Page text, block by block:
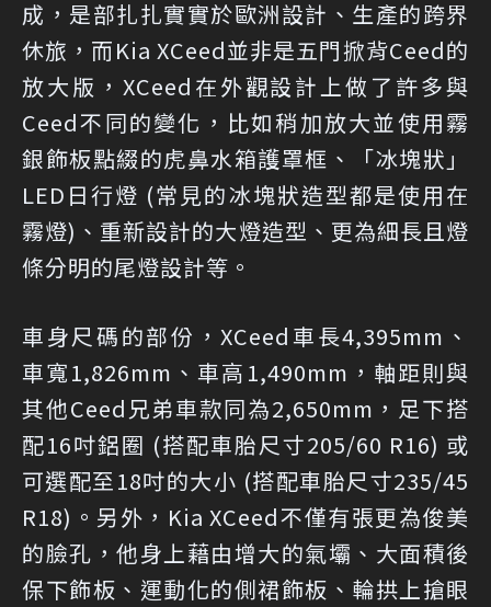
成，是部扎扎實實於歐洲設計、生產的跨界
休旅，而Kia XCeed並非是五門掀背Ceed的
放大版，XCeed在外觀設計上做了許多與
Ceed不同的變化，比如稍加放大並使用霧
銀飾板點綴的虎鼻水箱護罩框、「冰塊狀」
LED日行燈 (常見的冰塊狀造型都是使用在
霧燈)、重新設計的大燈造型、更為細長且燈
條分明的尾燈設計等。
車身尺碼的部份，XCeed車長4,395mm、
車寬1,826mm、車高1,490mm，軸距則與
其他Ceed兄弟車款同為2,650mm，足下搭
配16吋鋁圈 (搭配車胎尺寸205/60 R16) 或
可選配至18吋的大小 (搭配車胎尺寸235/45
R18)。另外，Kia XCeed不僅有張更為俊美
的臉孔，他身上藉由增大的氣壩、大面積後
保下飾板、運動化的側裙飾板、輪拱上搶眼